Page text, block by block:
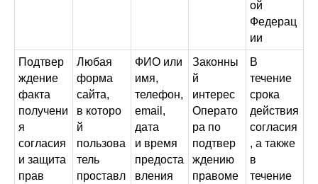
ой
Федерац
ии
Подтвер
ждение
факта
получени
я
согласия
и защита
прав
Любая
форма
сайта,
в которо
й
пользова
тель
проставл
ФИО или
имя,
телефон,
email,
дата
и время
предоста
вления
Законны
й
интерес
Операто
ра по
подтвер
ждению
правоме
В
течение
срока
действия
согласия
, а также
в
течение